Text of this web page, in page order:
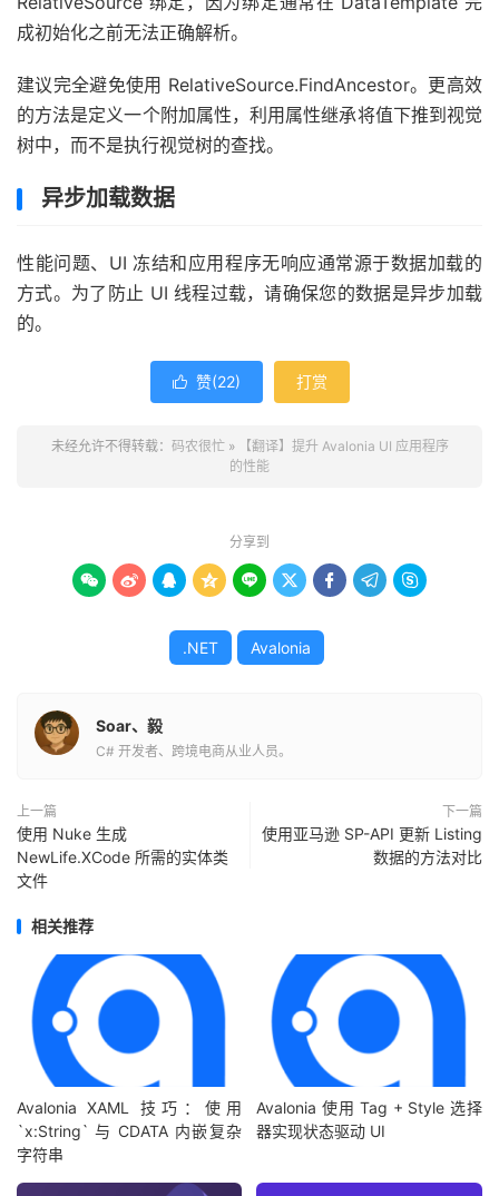
成初始化之前无法正确解析。
建议完全避免使用 RelativeSource.FindAncestor。更高效
的方法是定义一个附加属性，利用属性继承将值下推到视觉
树中，而不是执行视觉树的查找。
异步加载数据
性能问题、UI 冻结和应用程序无响应通常源于数据加载的
方式。为了防止 UI 线程过载，请确保您的数据是异步加载
的。
 赞(22) 打赏
未经允许不得转载： 码农很忙»
【翻译】提升 Avalonia UI 应用程序
的性能
分享到
        
.NET Avalonia
Soar、毅
C# 开发者、跨境电商从业人员。
上一篇
使用 Nuke 生成
NewLife.XCode 所需的实体类
文件
下一篇
使用亚马逊 SP-API 更新 Listing
数据的方法对比
相关推荐
Avalonia XAML 技巧：使用
`x:String` 与 CDATA 内嵌复杂
字符串
Avalonia 使用 Tag + Style 选择
器实现状态驱动 UI